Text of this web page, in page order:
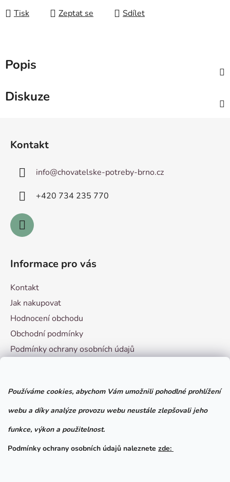
Používáme cookies, abychom Vám umožnili pohodlné prohlížení
webu a díky analýze provozu webu neustále zlepšovali jeho
funkce, výkon a použitelnost.
Podmínky ochrany osobních údajů naleznete zde:
Tisk Zeptat se Sdílet
Popis
Diskuze
Kontakt
info@chovatelske-potreby-brno.cz
+420 ­734 235 770
Informace pro vás
Kontakt
Jak nakupovat
Hodnocení obchodu
Obchodní podmínky
Podmínky ochrany osobních údajů
Facebook